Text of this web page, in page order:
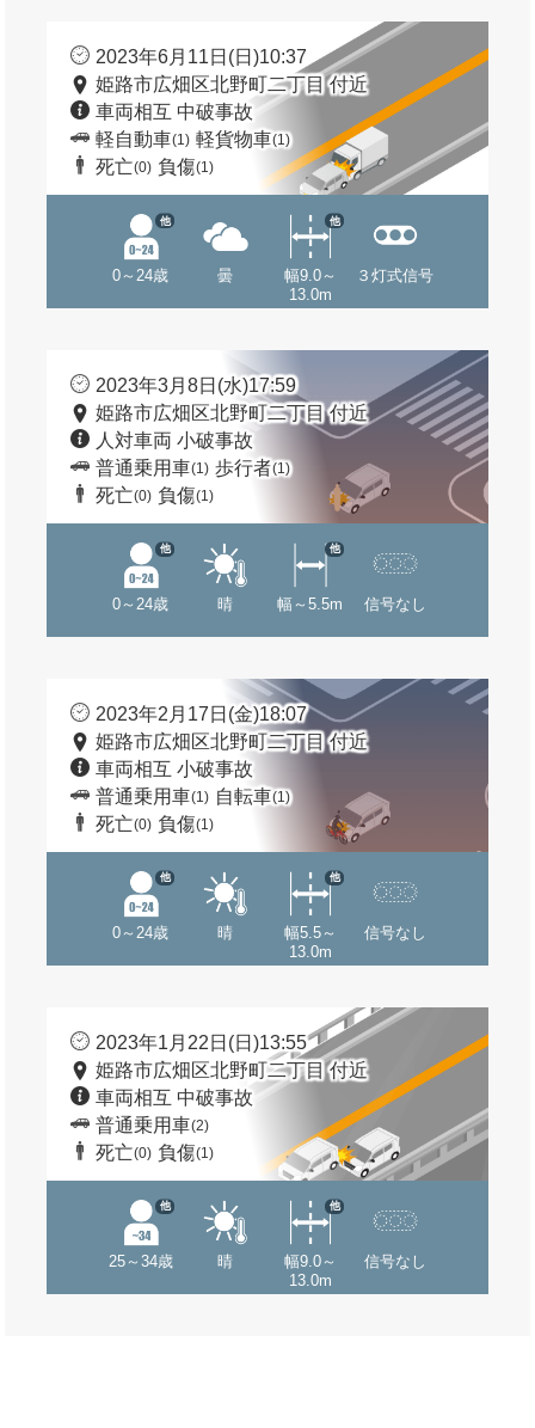
2023年6月11日(日)10:37
姫路市広畑区北野町二丁目 付近
車両相互 中破事故
軽自動車(1) 軽貨物車(1)
死亡(0) 負傷(1)
0～24歳
他
曇
幅9.0～
13.0m
他
３灯式信号
2023年3月8日(水)17:59
姫路市広畑区北野町二丁目 付近
人対車両 小破事故
普通乗用車(1) 歩行者(1)
死亡(0) 負傷(1)
0～24歳
他
晴 幅～5.5m
他
信号なし
2023年2月17日(金)18:07
姫路市広畑区北野町二丁目 付近
車両相互 小破事故
普通乗用車(1) 自転車(1)
死亡(0) 負傷(1)
0～24歳
他
晴
幅5.5～
13.0m
他
信号なし
2023年1月22日(日)13:55
姫路市広畑区北野町二丁目 付近
車両相互 中破事故
普通乗用車(2)
死亡(0) 負傷(1)
25～34歳
他
晴
幅9.0～
13.0m
他
信号なし